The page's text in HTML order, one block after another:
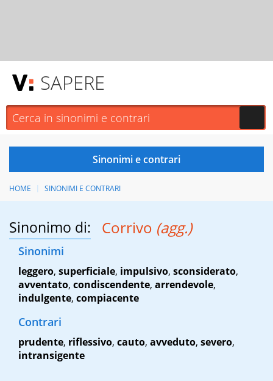
SAPERE
HOME SINONIMI E CONTRARI
Sinonimo di: Corrivo (agg.)
Sinonimi
leggero, superficiale, impulsivo, sconsiderato,
avventato, condiscendente, arrendevole,
indulgente, compiacente
Contrari
prudente, riflessivo, cauto, avveduto, severo,
intransigente